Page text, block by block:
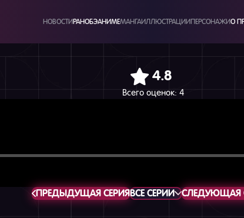
НОВОСТИРАНОБЭАНИМЕМАНГАИЛЛЮСТРАЦИИПЕРСОНАЖИО
4.8
Всего оценок: 4
ПРЕДЫДУЩАЯ СЕРИЯВСЕ СЕРИИ СЛЕДУЮЩАЯ